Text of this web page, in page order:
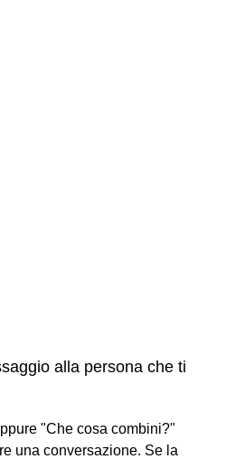
alla persona che ti
"Che cosa combini?"
una conversazione. Se la